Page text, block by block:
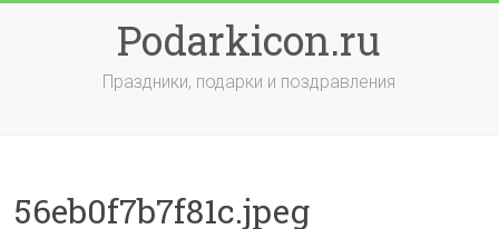
Podarkicon.ru
Праздники, подарки и поздравления
56eb0f7b7f81c.jpeg